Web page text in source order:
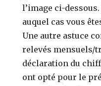
l’image ci-
auquel cas vous
Une autre astuce
relevés mensuels/
déclaration du
ont opté pour le